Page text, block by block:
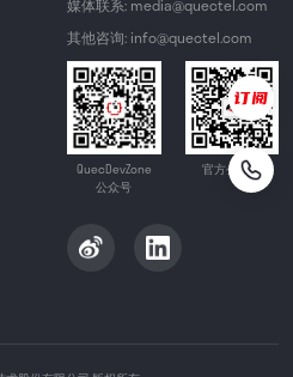
其他咨询: info@quectel.com
QuecDevZone
公众号
官方公众号